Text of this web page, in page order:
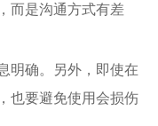
而是沟通方式有差
明确。另外，即使在
也要避免使用会损伤